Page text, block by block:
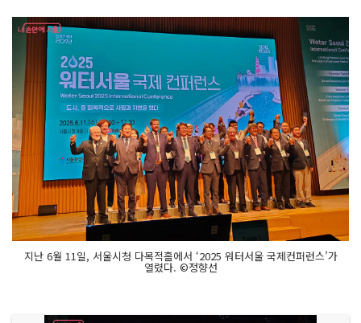
지난 6월 11일, 서울시청 다목적홀에서 ‘2025 워터서울 국제컨퍼런스’가
열렸다. ©정향선